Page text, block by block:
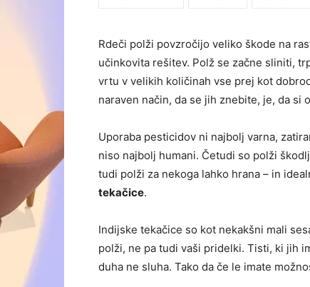
Rdeči polži povzročijo veliko škode na
učinkovita rešitev. Polž se začne sliniti,
vrtu v velikih količinah vse prej kot
naraven način, da se jih znebite, je, da si
Uporaba pesticidov ni najbolj varna,
niso najbolj humani. Četudi so polži
tudi polži za nekoga lahko hrana – in
tekačice.
Indijske tekačice so kot nekakšni mali
polži, ne pa tudi vaši pridelki. Tisti, ki jih
duha ne sluha. Tako da če le imate